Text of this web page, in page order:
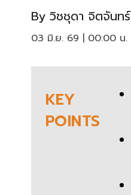
By วิชชุดา จิตจันทร์
03 มิ.ย. 69 | 00:00 น.
KEY
POINTS